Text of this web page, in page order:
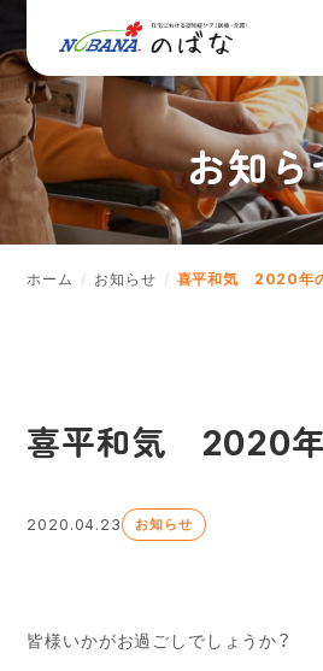
お知
ホーム お知らせ 喜平和気 2020年
喜平和気 2020
2020.04.23 お知らせ
皆様いかがお過ごしでしょうか？